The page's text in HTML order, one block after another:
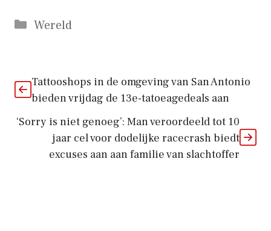
Categorieën
Wereld
Tattooshops in de omgeving van San Antonio
bieden vrijdag de 13e-tatoeagedeals aan
‘Sorry is niet genoeg’: Man veroordeeld tot 10
jaar cel voor dodelijke racecrash biedt
excuses aan aan familie van slachtoffer